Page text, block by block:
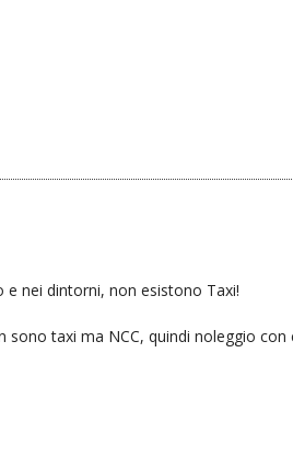
e nei dintorni, non esistono Taxi!
taxi ma NCC, quindi noleggio con